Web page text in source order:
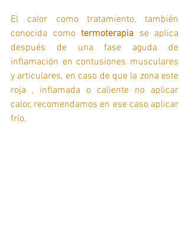
El calor como tratamiento, también
conocida como termoterapia se aplica
después de una fase aguda de
inflamación en contusiones musculares
y articulares, en caso de que la zona este
roja , inflamada o caliente no aplicar
calor, recomendamos en ese caso aplicar
frío.